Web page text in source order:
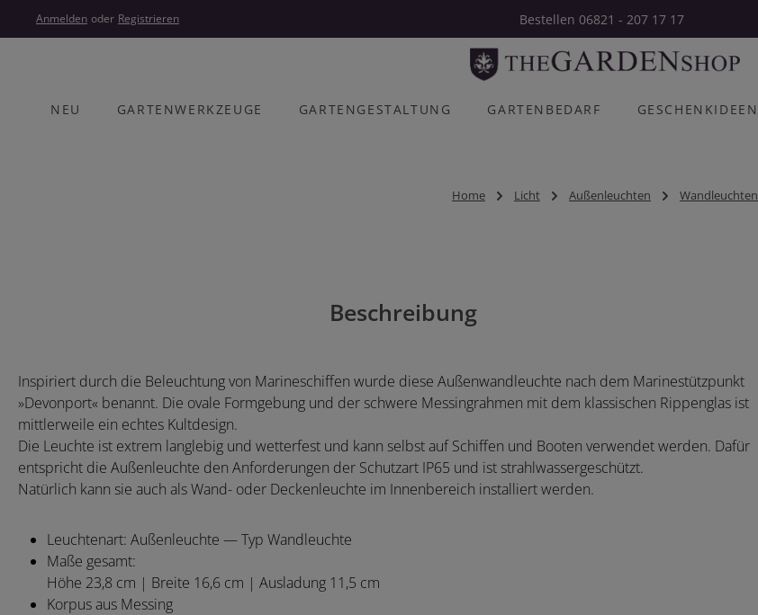
Hauptinhalt springen
Zur Hauptnavigation springen
Anmelden oder Registrieren Bestellen 06821 - 207 17 17
NEU GARTENWERKZEUGE GARTENGESTALTUNG GARTENBEDARF GESCHENKIDEEN
Home Licht Außenleuchten Wandleuchten
Beschreibung
Inspiriert durch die Beleuchtung von Marineschiffen wurde diese Außenwandleuchte nach dem Marinestützpunkt
»Devonport« benannt. Die ovale Formgebung und der schwere Messingrahmen mit dem klassischen Rippenglas ist
mittlerweile ein echtes Kultdesign.
Die Leuchte ist extrem langlebig und wetterfest und kann selbst auf Schiffen und Booten verwendet werden. Dafür
entspricht die Außenleuchte den Anforderungen der Schutzart IP65 und ist strahlwassergeschützt.
Natürlich kann sie auch als Wand- oder Deckenleuchte im Innenbereich installiert werden.
Leuchtenart: Außenleuchte — Typ Wandleuchte
Maße gesamt:
Höhe 23,8 cm | Breite 16,6 cm | Ausladung 11,5 cm
Korpus aus Messing